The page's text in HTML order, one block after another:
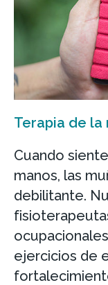
Terapia de la
Cuando
manos, las
debilitante.
ejercicios de